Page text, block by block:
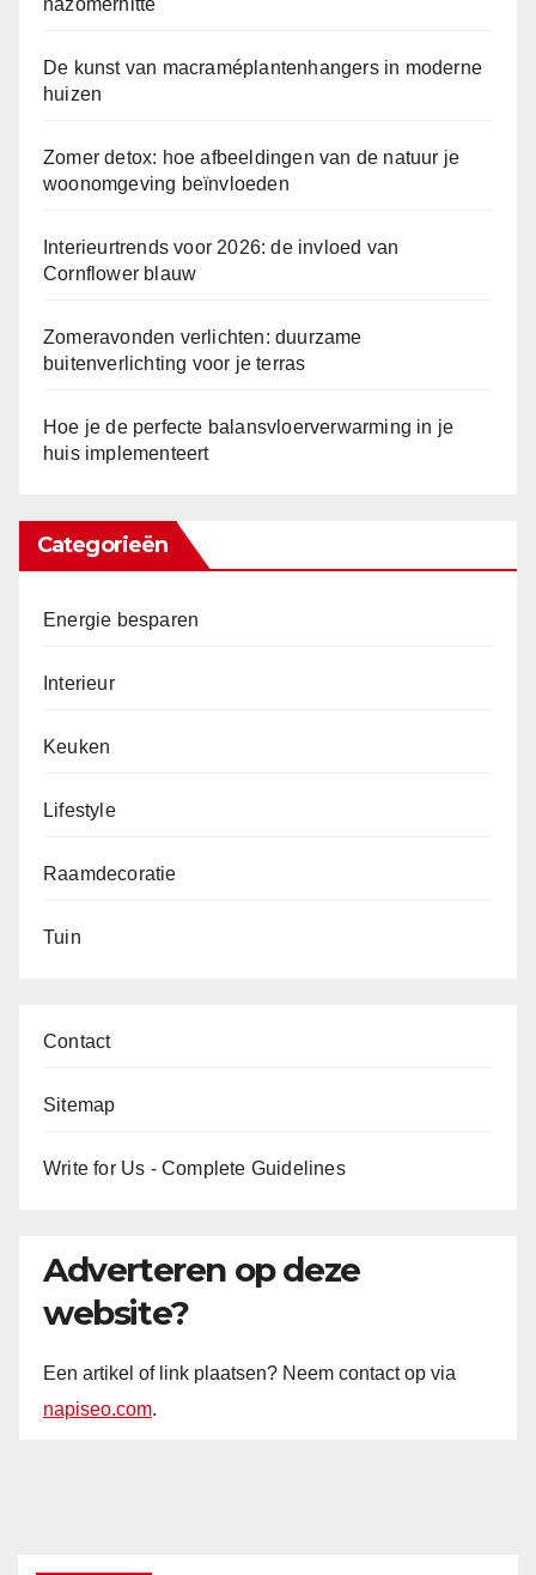
nazomerhitte
De kunst van macraméplantenhangers in moderne
huizen
Zomer detox: hoe afbeeldingen van de natuur je
woonomgeving beïnvloeden
Interieurtrends voor 2026: de invloed van
Cornflower blauw
Zomeravonden verlichten: duurzame
buitenverlichting voor je terras
Hoe je de perfecte balansvloerverwarming in je
huis implementeert
Categorieën
Energie besparen
Interieur
Keuken
Lifestyle
Raamdecoratie
Tuin
Contact
Sitemap
Write for Us - Complete Guidelines
Adverteren op deze
website?
Een artikel of link plaatsen? Neem contact op via
napiseo.com.